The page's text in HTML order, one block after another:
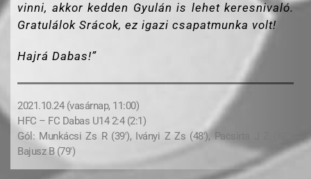
vinni, akkor kedden Gyulán is lehet keresnivaló.
Gratulálok Srácok, ez igazi csapatmunka volt!
Hajrá Dabas!”
2021.10.24 (vasárnap, 11:00)
HFC – FC Dabas U14 2:4 (2:1)
Gól: Munkácsi Zs R (39′), Iványi Z Zs (48′), Pacsirta J Z (68′),
Bajusz B (79′)